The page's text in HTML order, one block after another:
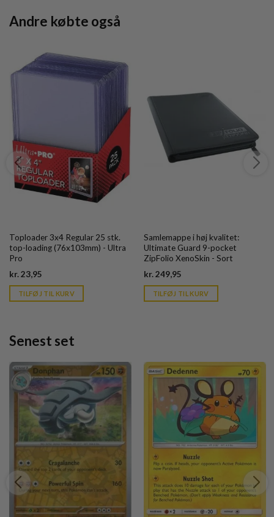
Andre købte også
Toploader 3x4 Regular 25 stk.
top-loading (76x103mm) - Ultra
Pro
kr.23,95
is:
kr. 39,95.
TILFØJ TIL KURV
Samlemappe i høj kvalitet:
Ultimate Guard 9-pocket
ZipFolio XenoSkin - Sort
kr.249,95Current
is:
kr. 39,95.
TILFØJ TIL KURV
Senest set